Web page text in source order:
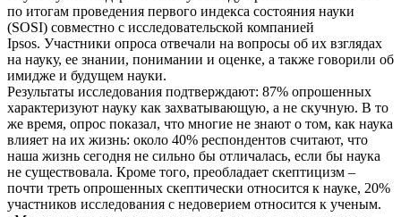
по итогам проведения первого индекса состояния науки
(SOSI) совместно с исследовательской компанией
Ipsos. Участники опроса отвечали на вопросы об их взглядах
на науку, ее знании, понимании и оценке, а также говорили об
имидже и будущем науки.
Результаты исследования подтверждают: 87% опрошенных
характеризуют науку как захватывающую, а не скучную. В то
же время, опрос показал, что многие не знают о том, как наука
влияет на их жизнь: около 40% респондентов считают, что
наша жизнь сегодня не сильно бы отличалась, если бы наука
не существовала. Кроме того, преобладает скептицизм –
почти треть опрошенных скептически относится к науке, 20%
участников исследования с недоверием относится к ученым.